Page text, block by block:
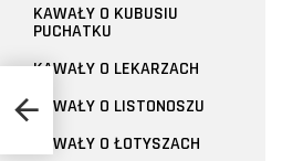
KAWAŁY O KUBUSIU
PUCHATKU
KAWAŁY O LEKARZACH
KAWAŁY O LISTONOSZU
KAWAŁY O ŁOTYSZACH